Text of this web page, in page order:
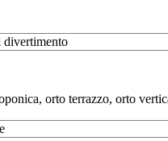
divertimento
orto terrazzo, orto